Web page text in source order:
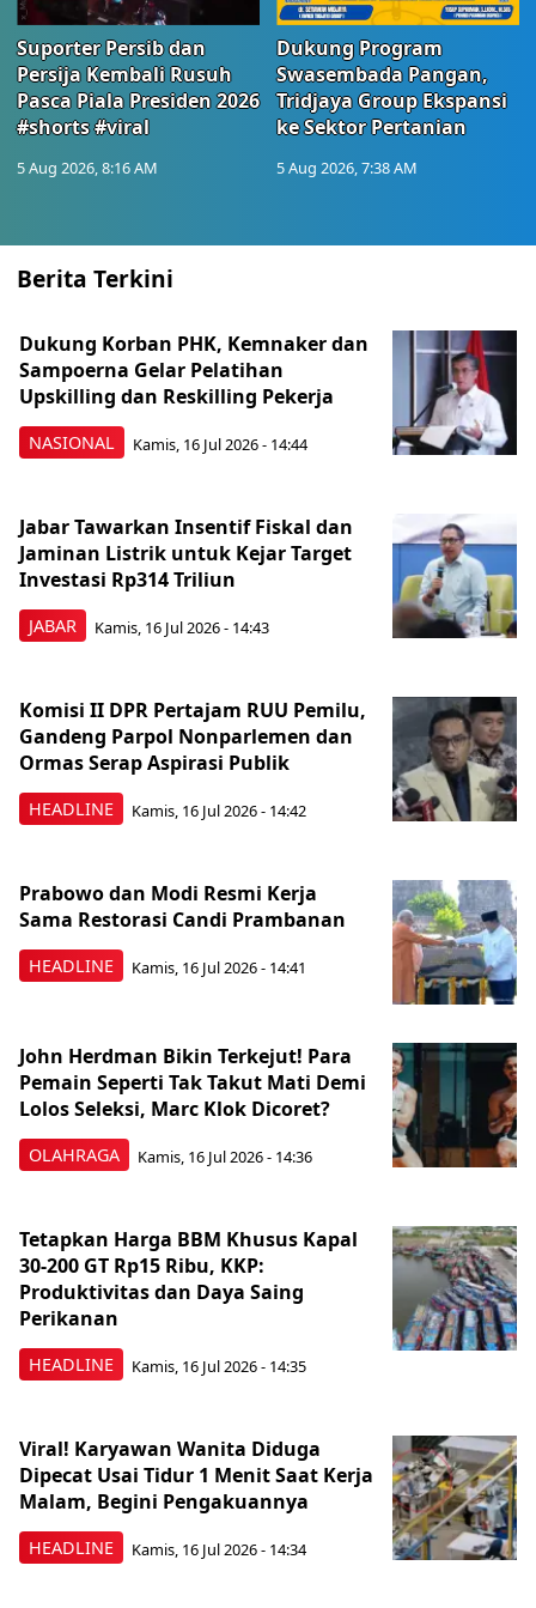
Suporter Persib dan
Persija Kembali Rusuh
Pasca Piala Presiden 2026
#shorts #viral
5 Aug 2026, 8:16 AM
Dukung Program
Swasembada Pangan,
Tridjaya Group Ekspansi
ke Sektor Pertanian
5 Aug 2026, 7:38 AM
Berita Terkini
NASIONAL
Dukung Korban PHK, Kemnaker dan
Sampoerna Gelar Pelatihan
Upskilling dan Reskilling Pekerja
Kamis, 16 Jul 2026 - 14:44
JABAR
Jabar Tawarkan Insentif Fiskal dan
Jaminan Listrik untuk Kejar Target
Investasi Rp314 Triliun
Kamis, 16 Jul 2026 - 14:43
HEADLINE
Komisi II DPR Pertajam RUU Pemilu,
Gandeng Parpol Nonparlemen dan
Ormas Serap Aspirasi Publik
Kamis, 16 Jul 2026 - 14:42
HEADLINE
Prabowo dan Modi Resmi Kerja
Sama Restorasi Candi Prambanan
Kamis, 16 Jul 2026 - 14:41
OLAHRAGA
John Herdman Bikin Terkejut! Para
Pemain Seperti Tak Takut Mati Demi
Lolos Seleksi, Marc Klok Dicoret?
Kamis, 16 Jul 2026 - 14:36
HEADLINE
Tetapkan Harga BBM Khusus Kapal
30-200 GT Rp15 Ribu, KKP:
Produktivitas dan Daya Saing
Perikanan
Kamis, 16 Jul 2026 - 14:35
HEADLINE
Viral! Karyawan Wanita Diduga
Dipecat Usai Tidur 1 Menit Saat Kerja
Malam, Begini Pengakuannya
Kamis, 16 Jul 2026 - 14:34